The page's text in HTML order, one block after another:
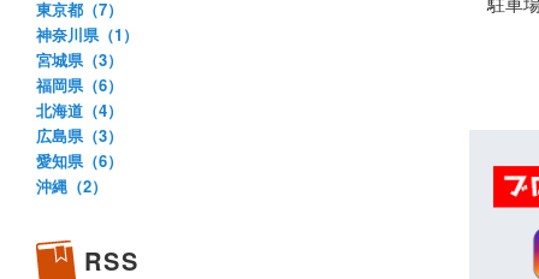
東京都（7）
神奈川県（1）
宮城県（3）
福岡県（6）
北海道（4）
広島県（3）
愛知県（6）
沖縄（2）
RSS